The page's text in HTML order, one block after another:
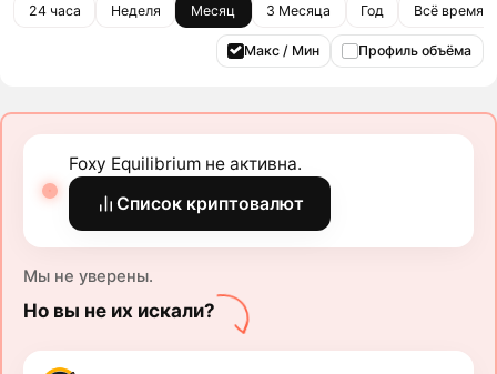
24 часа Неделя Месяц 3 Месяца Год Всё время
Макс / Мин Профиль объёма
Foxy Equilibrium не активна.
Список криптовалют
Мы не уверены.
Но вы не их искали?